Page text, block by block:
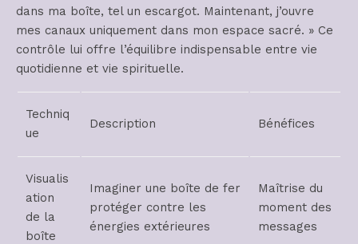
dans ma boîte, tel un escargot. Maintenant, j’ouvre
mes canaux uniquement dans mon espace sacré. » Ce
contrôle lui offre l’équilibre indispensable entre vie
quotidienne et vie spirituelle.
Techniq
ue
Description Bénéfices
Visualis
ation
de la
boîte
Imaginer une boîte de fer
protéger contre les
énergies extérieures
Maîtrise du
moment des
messages